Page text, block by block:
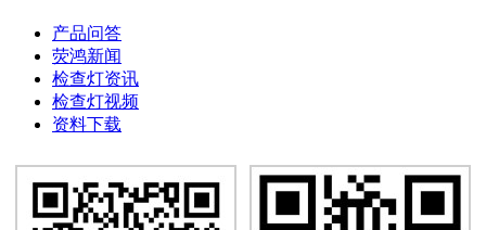
产品问答
荧鸿新闻
检查灯资讯
检查灯视频
资料下载